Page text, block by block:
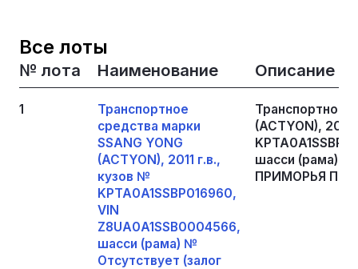
Все лоты
№ лота Наименование Описание
1
Транспортное
средства марки
SSANG YONG
(ACTYON), 2011 г.в.,
кузов №
KPTA0A1SSBP016960,
VIN
Z8UA0A1SSB0004566,
шасси (рама) №
Отсутствует (залог
Транспортное
(ACTYON),
шасси (рама) №
ПРИМОРЬЯ